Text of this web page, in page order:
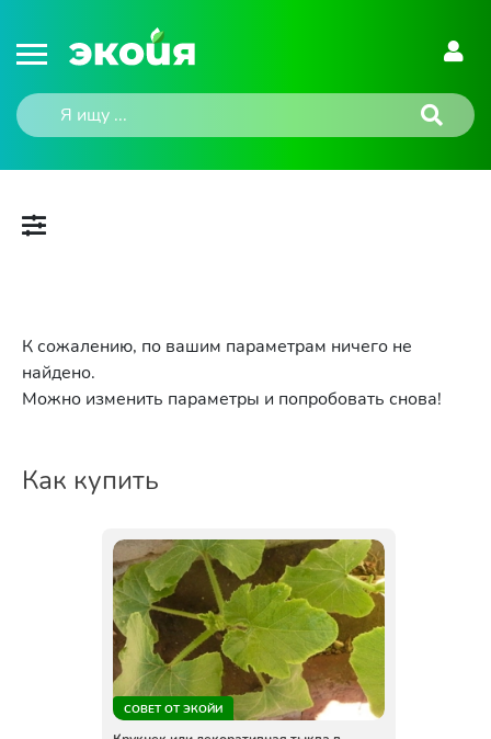
К сожалению, по вашим параметрам ничего не
найдено.
Можно изменить параметры и попробовать снова!
Как купить
СОВЕТ ОТ ЭКОЙИ